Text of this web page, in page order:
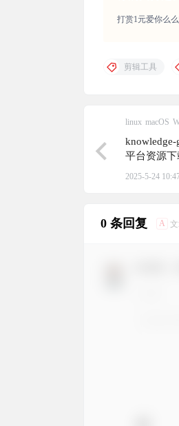
打赏1元爱你么
剪辑工具
linux macOS
平台资源下
2025-5-24
0 条回复 A